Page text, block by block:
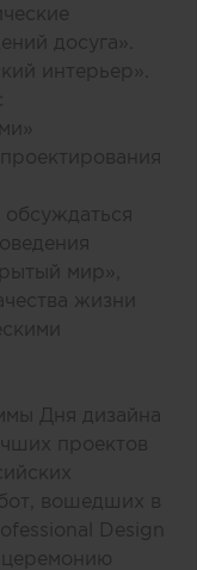
досуга».
интерьер».
мир»,
жизни
Дня дизайна
проектов
вошедших в
Design
церемонию